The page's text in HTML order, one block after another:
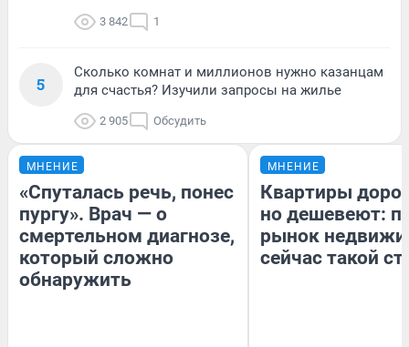
3 842 1
5
Сколько комнат и миллионов нужно казанцам
для счастья? Изучили запросы на жилье
2 905 Обсудить
МНЕНИЕ
«Спуталась речь, понес
пургу». Врач — о
смертельном диагнозе,
который сложно
обнаружить
МНЕНИЕ
Квартиры
но дешевеют:
рынок
сейчас такой